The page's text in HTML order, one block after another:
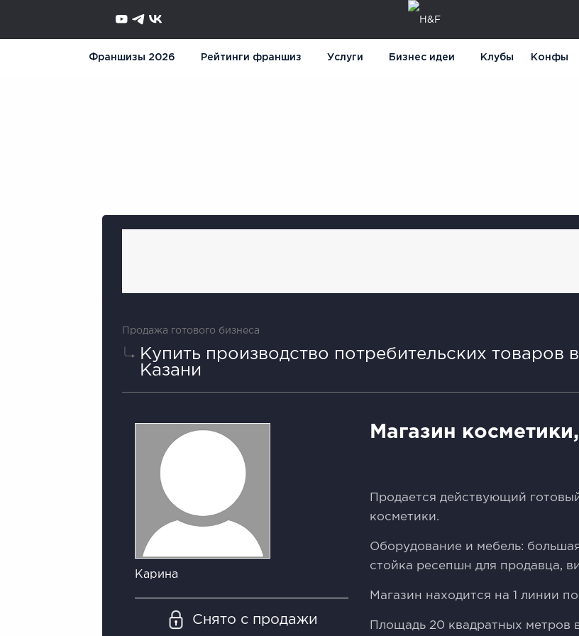
Франшизы 2026 Рейтинги франшиз Услуги Бизнес идеи Клубы Конфы
Продажа готового бизнеса
Купить производство потребительских товаров в
Казани
Карина
Снято с продажи
Магазин
Продается действующий
косметики.
Оборудование и мебель:
стойка ресепшн для продавца,
Магазин находится на 1 линии
Площадь 20 квадратных метров